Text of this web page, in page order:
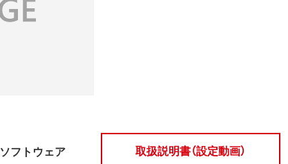
ソフトウェア 取扱説明書（設定動画）